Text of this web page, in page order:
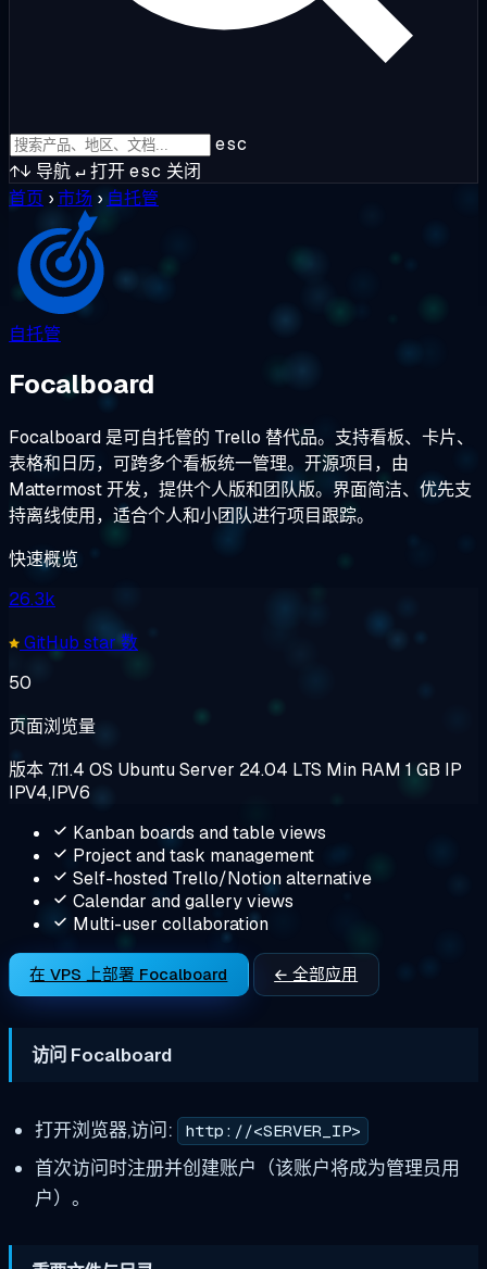
esc
↑↓ 导航↵打开esc 关闭
首页 ›市场 › 自托管
自托管
Focalboard
Focalboard 是可自托管的 Trello 替代品。支持看板、卡片、
表格和日历，可跨多个看板统一管理。开源项目，由
Mattermost 开发，提供个人版和团队版。界面简洁、优先支
持离线使用，适合个人和小团队进行项目跟踪。
快速概览
26.3k
GitHub star 数
50
页面浏览量
版本 7.11.4 OS Ubuntu Server 24.04 LTS Min RAM 1 GB IP
IPV4,IPV6
Kanban boards and table views
Project and task management
Self-hosted Trello/Notion alternative
Calendar and gallery views
Multi-user collaboration
在 VPS 上部署 Focalboard ← 全部应用
访问 Focalboard
打开浏览器,访问: http://<SERVER_IP>
首次访问时注册并创建账户（该账户将成为管理员用
户）。